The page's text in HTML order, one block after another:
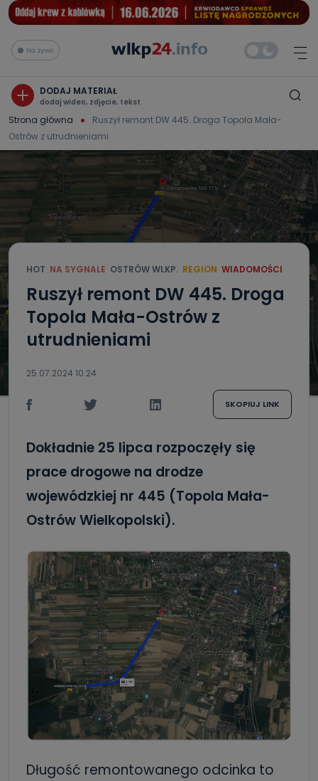
Na żywo
DODAJ MATERIAŁ
dodaj wideo, zdjęcie, tekst
Strona główna
Ruszył remont DW 445. Droga Topola Mała-
Ostrów z utrudnieniami
HOT NA SYGNALE OSTRÓW WLKP. REGION WIADOMOŚCI
Ruszył remont DW 445. Droga
Topola Mała-Ostrów z
utrudnieniami
25.07.2024 10:24
SKOPIUJ LINK
Dokładnie 25 lipca rozpoczęły się
prace drogowe na drodze
wojewódzkiej nr 445 (Topola Mała-
Ostrów Wielkopolski).
Długość remontowanego odcinka to